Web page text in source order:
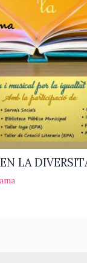
LA